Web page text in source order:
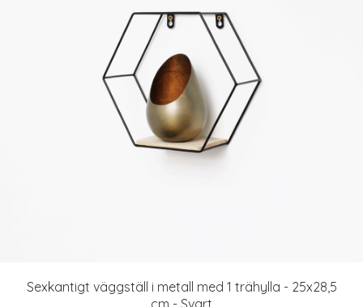
Sexkantigt väggställ i metall med 1 trähylla - 25x28,5